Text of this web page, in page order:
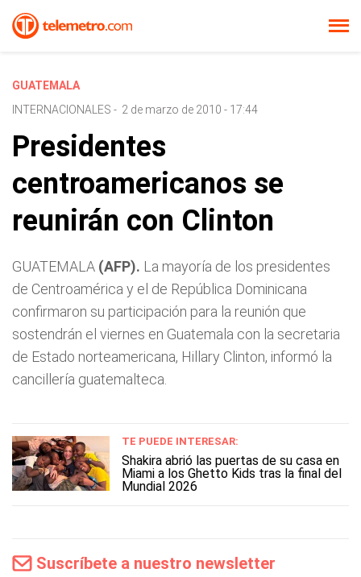
GUATEMALA
INTERNACIONALES - 2 de marzo de 2010 - 17:44
Presidentes
centroamericanos se
reunirán con Clinton
GUATEMALA (AFP). La mayoría de los presidentes
de Centroamérica y el de República Dominicana
confirmaron su participación para la reunión que
sostendrán el viernes en Guatemala con la secretaria
de Estado norteamericana, Hillary Clinton, informó la
cancillería guatemalteca.
TE PUEDE INTERESAR:
Shakira abrió las puertas de su casa en
Miami a los Ghetto Kids tras la final del
Mundial 2026
Suscríbete a nuestro newsletter